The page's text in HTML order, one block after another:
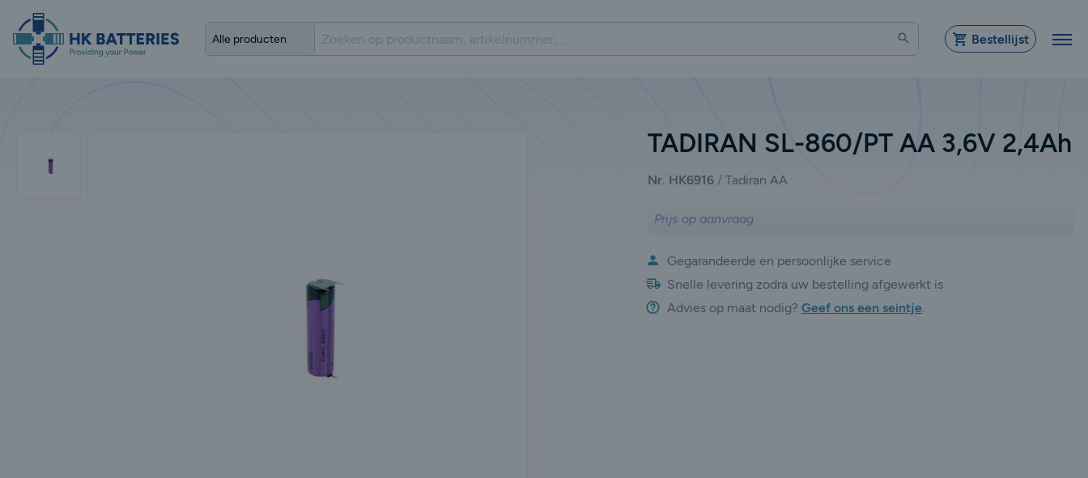
Zoeken Bestellijst
TADIRAN SL-860/PT AA 3,6V 2,4Ah
Nr. HK6916 Tadiran AA
Prijs op aanvraag
Gegarandeerde en persoonlijke service
Snelle levering zodra uw bestelling afgewerkt is
Advies op maat nodig? Geef ons een seintje.